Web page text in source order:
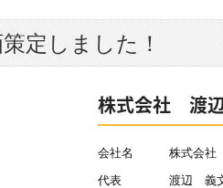
定しました！
株式会社 渡
会社名 株式会社
代表 渡辺 義